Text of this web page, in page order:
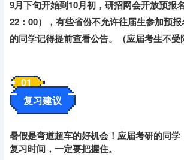
所以一定要 及时关注学校官网，仔细核对
专业课科目以及招生名额是否有变动。
9月 下旬开始到10月初，研招网会开放
22：00），有些省份不允许往届生参加预报
的同学记得提前查看公告。（应届考生不受